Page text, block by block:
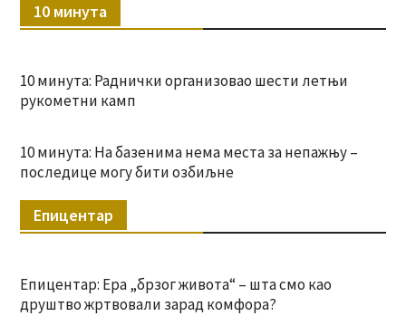
10 минута
10 минута: Раднички организовао шести летњи
рукометни камп
10 минута: На базенима нема места за непажњу –
последице могу бити озбиљне
Епицентар
Епицентар: Ера „брзог живота“ – шта смо као
друштво жртвовали зарад комфора?